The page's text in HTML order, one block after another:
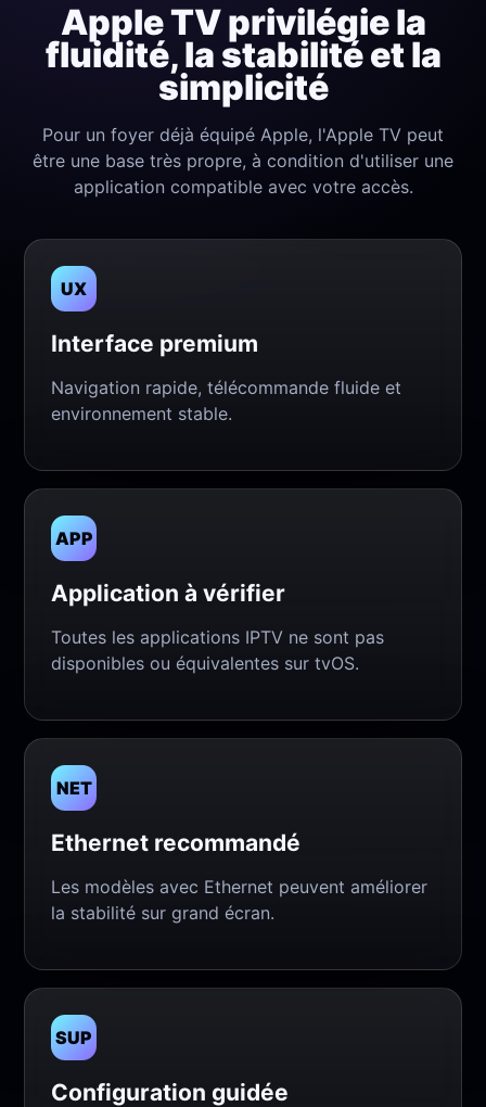
Apple TV privilégie la
fluidité, la stabilité et la
simplicité
Pour un foyer déjà équipé Apple, l'Apple TV peut
être une base très propre, à condition d'utiliser une
application compatible avec votre accès.
UX
Interface premium
Navigation rapide, télécommande fluide et
environnement stable.
APP
Application à vérifier
Toutes les applications IPTV ne sont pas
disponibles ou équivalentes sur tvOS.
NET
Ethernet recommandé
Les modèles avec Ethernet peuvent améliorer
la stabilité sur grand écran.
SUP
Configuration guidée